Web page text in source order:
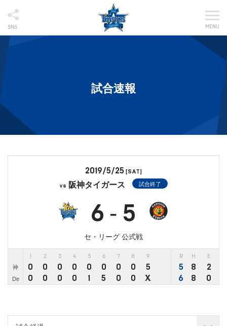
SNS MENU
試合速報
2019/5/25 [SAT]
vs 阪神タイガース 試合終了
6 - 5
セ・リーグ 公式戦
2 3 4 5 6 7 8 9 R H E
神 0 0 0 0 0 0 0 0 5 5 8 2
De 0 0 0 0 1 5 0 0 X 6 8 0